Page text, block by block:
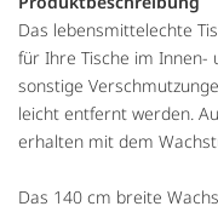
Das lebensmittelechte
für Ihre Tische im Innen-
sonstige
leicht entfernt werden.
erhalten mit dem
Das 140 cm breite